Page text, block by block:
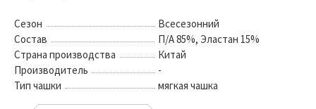
Сезон
Всесезонний
Состав
П/А 85%, Эластан 15%
Страна производства
Китай
Производитель
-
Тип чашки
мягкая чашка